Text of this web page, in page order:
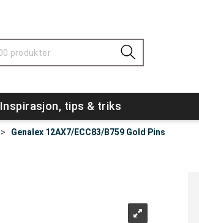
Inspirasjon, tips & triks
> Genalex 12AX7/ECC83/B759 Gold Pins